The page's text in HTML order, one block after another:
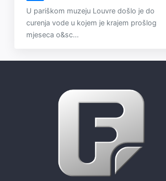
U pariškom muzeju Louvre došlo je do
curenja vode u kojem je krajem prošlog
mjeseca o&sc...